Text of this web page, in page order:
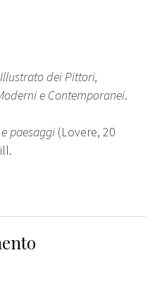
dei Pittori,
e Contemporanei.
paesaggi (Lovere, 20